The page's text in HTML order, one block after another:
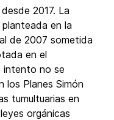
2017. La
en la
de 2007 sometida
en el
intento no se
los Planes Simón
tumultuarias en
orgánicas